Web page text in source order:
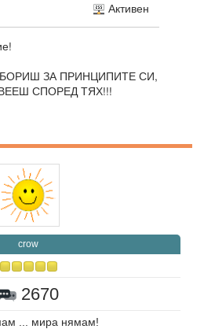
Активен
ЗА ПРИНЦИПИТЕ СИ,
СПОРЕД ТЯХ!!!
crow
2670
... мира нямам!